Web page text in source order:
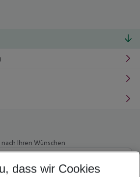
Ihren Wünschen
dass wir Cookies